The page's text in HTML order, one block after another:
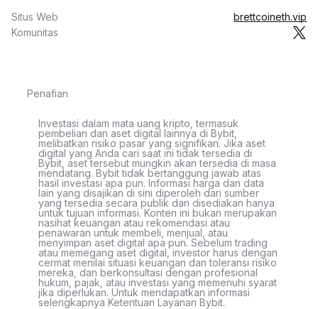
Situs Web
brettcoineth.vip
Komunitas
Penafian
Investasi dalam mata uang kripto, termasuk
pembelian dan aset digital lainnya di Bybit,
melibatkan risiko pasar yang signifikan. Jika aset
digital yang Anda cari saat ini tidak tersedia di
Bybit, aset tersebut mungkin akan tersedia di masa
mendatang. Bybit tidak bertanggung jawab atas
hasil investasi apa pun. Informasi harga dan data
lain yang disajikan di sini diperoleh dari sumber
yang tersedia secara publik dan disediakan hanya
untuk tujuan informasi. Konten ini bukan merupakan
nasihat keuangan atau rekomendasi atau
penawaran untuk membeli, menjual, atau
menyimpan aset digital apa pun. Sebelum trading
atau memegang aset digital, investor harus dengan
cermat menilai situasi keuangan dan toleransi risiko
mereka, dan berkonsultasi dengan profesional
hukum, pajak, atau investasi yang memenuhi syarat
jika diperlukan. Untuk mendapatkan informasi
selengkapnya Ketentuan Layanan Bybit.